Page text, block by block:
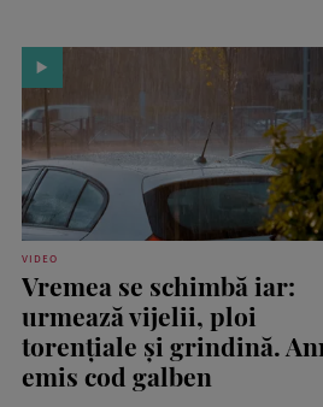
VIDEO
Vremea se schimbă iar:
urmează vijelii, ploi
torențiale și grindină.
emis cod galben